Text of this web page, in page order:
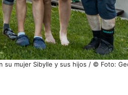
su mujer Sibylle y sus hijos / © Foto: